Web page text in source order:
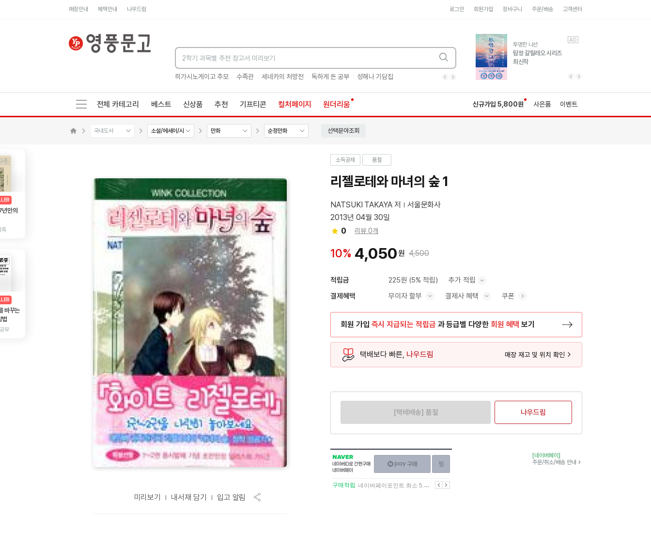
매장안내 혜택안내 나우드림 로그인 회원가입 장바구니 주문/배송 고객센터
히가시노게이고 추모 수족관 세네카의 처방전 독하게 돈 공부 성해나 기담집 히가시노게이고 추모 수족관 독하게 돈 공부
유럽 도시 기행3
풍성한 서사와 인문학적
통찰!
AD
투명한 나선
탐정 갈릴레오 시리즈
최신작
AD
전체 카테고리 베스트 신상품 추천 기프티콘 컬처페이지 원더리움 신규가입 5,800원 사은품 이벤트
국내도서 소설/에세이/시 만화 순정만화 선택분야조회
AD
년만의
촉
AD
바꾸는
법
부
미리보기 내서재 담기 입고 알림
소득공제 품절
리젤로테와 마녀의 숲 1
NATSUKI TAKAYA 저
서울문화사
2013년 04월 30일
0
리뷰 0개
10% 4,050원 4,500
적립금 225원 (5% 적립) 추가 적립
결제혜택 무이자 할부 결제사 혜택 쿠폰
회원 가입 즉시 지급되는 적립금 과 등급별 다양한 회원 혜택 보기
택배보다 빠른, 나우드림 매장 재고 및 위치 확인
[택배배송] 품절 나우드림
NAVER
네이버
ID로
간편구매
네이버페이
구매하기
이전
구매적립 네이버페이포인트 최소 5.5% 적립 다음
[네이버페이]
주문/취소/배송 안내